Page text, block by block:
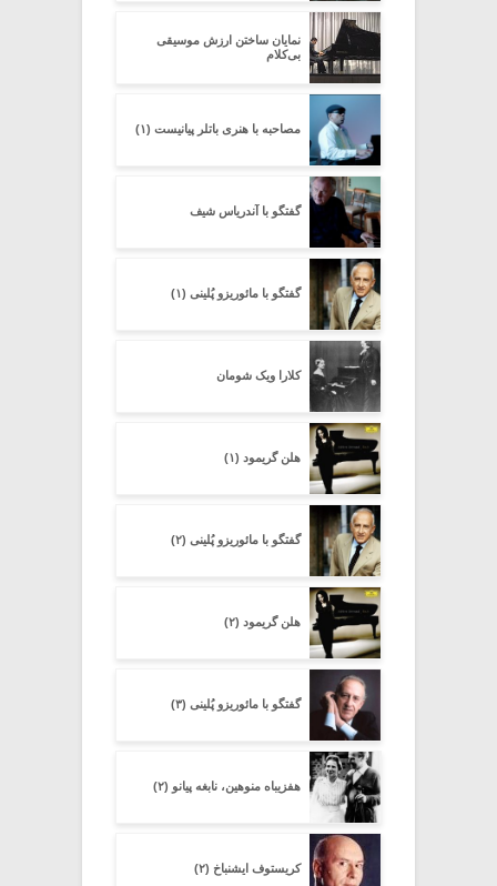
نمایان ساختن ارزش موسیقی
بی‌کلام
مصاحبه با هنری باتلر پیانیست (۱)
گفتگو با آندریاس شیف
گفتگو با مائوریزو پُلینی (۱)
کلارا ویک شومان
هلن گریمود (۱)
گفتگو با مائوریزو پُلینی (۲)
هلن گریمود (۲)
گفتگو با مائوریزو پُلینی (۳)
هفزیباه منوهین، نابغه پیانو (۲)
کریستوف ایشنباخ (۲)